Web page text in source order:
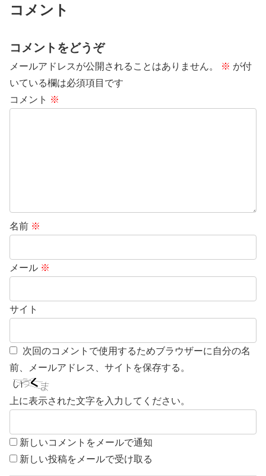
コメント
コメントをどうぞ
メールアドレスが公開されることはありません。 ※ が付
いている欄は必須項目です
コメント ※
名前 ※
メール ※
サイト
次回のコメントで使用するためブラウザーに自分の名
前、メールアドレス、サイトを保存する。
上に表示された文字を入力してください。
新しいコメントをメールで通知
新しい投稿をメールで受け取る